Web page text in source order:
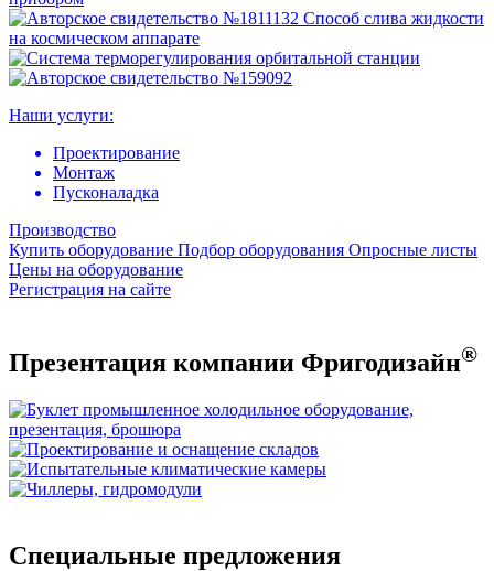
Наши услуги:
Проектирование
Монтаж
Пусконаладка
Производство
Купить оборудование Подбор оборудования Опросные листы
Цены на оборудование
Регистрация на сайте
Презентация компании Фригодизайн®
Специальные предложения